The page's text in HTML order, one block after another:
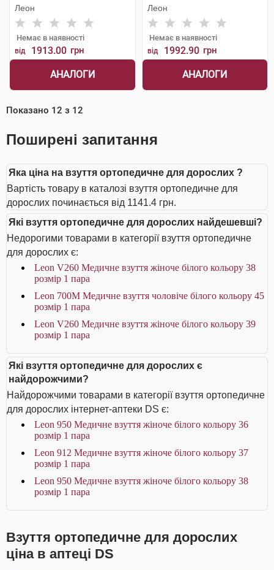
Леон
Немає в наявності
від 1913.00 грн
АНАЛОГИ
Леон
Немає в наявності
від 1992.90 грн
АНАЛОГИ
Показано 12 з 12
Поширені запитання
Яка ціна на взуття ортопедичне для дорослих ?
Вартість товару в каталозі взуття ортопедичне для
дорослих починається від 1141.4 грн.
Які взуття ортопедичне для дорослих найдешевші?
Недорогими товарами в категорії взуття ортопедичне
для дорослих є:
Leon V260 Медичне взуття жіноче білого кольору 38
розмір 1 пара
Leon 700M Медичне взуття чоловіче білого кольору 45
розмір 1 пара
Leon V260 Медичне взуття жіноче білого кольору 39
розмір 1 пара
Які взуття ортопедичне для дорослих є
найдорожчими?
Найдорожчими товарами в категорії взуття ортопедичне
для дорослих інтернет-аптеки DS є:
Leon 950 Медичне взуття жіноче білого кольору 36
розмір 1 пара
Leon 912 Медичне взуття жіноче білого кольору 37
розмір 1 пара
Leon 950 Медичне взуття жіноче білого кольору 38
розмір 1 пара
Взуття ортопедичне для дорослих
ціна в аптеці DS